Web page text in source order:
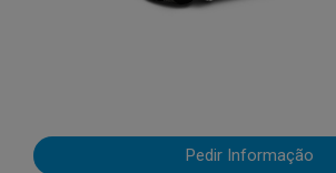
Pedir Informação